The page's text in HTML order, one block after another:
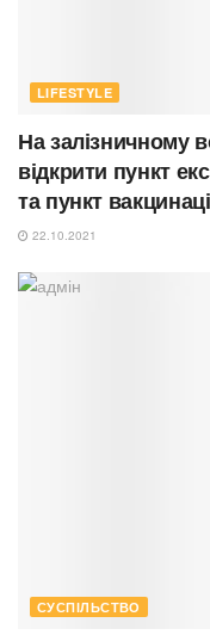
LIFESTYLE
На залізничному
відкрити пункт
та пункт
22.10.2021
СУСПІЛЬСТВО